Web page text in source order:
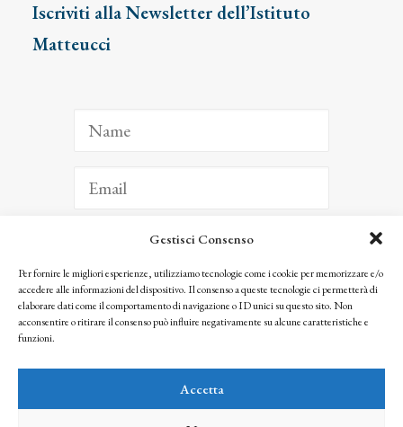
Gestisci Consenso
Per fornire le migliori esperienze, utilizziamo tecnologie come i cookie per memorizzare e/o
accedere alle informazioni del dispositivo. Il consenso a queste tecnologie ci permetterà di
elaborare dati come il comportamento di navigazione o ID unici su questo sito. Non
acconsentire o ritirare il consenso può influire negativamente su alcune caratteristiche e
funzioni.
Accetta
Iscriviti alla Newsletter dell’Istituto
Matteucci
ISCRIVITI
Facendo clic per iscriverti, riconosci che le tue informazioni saranno trattate
seguendo la nostra Privacy Policy
© 2025 Istituto Matteucci. All right reserved
l’autorizzazione scritta dei proprietari dei diritti e dell’Istituto Matteucci